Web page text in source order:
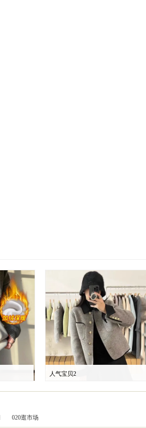
人气宝贝2
020逛市场